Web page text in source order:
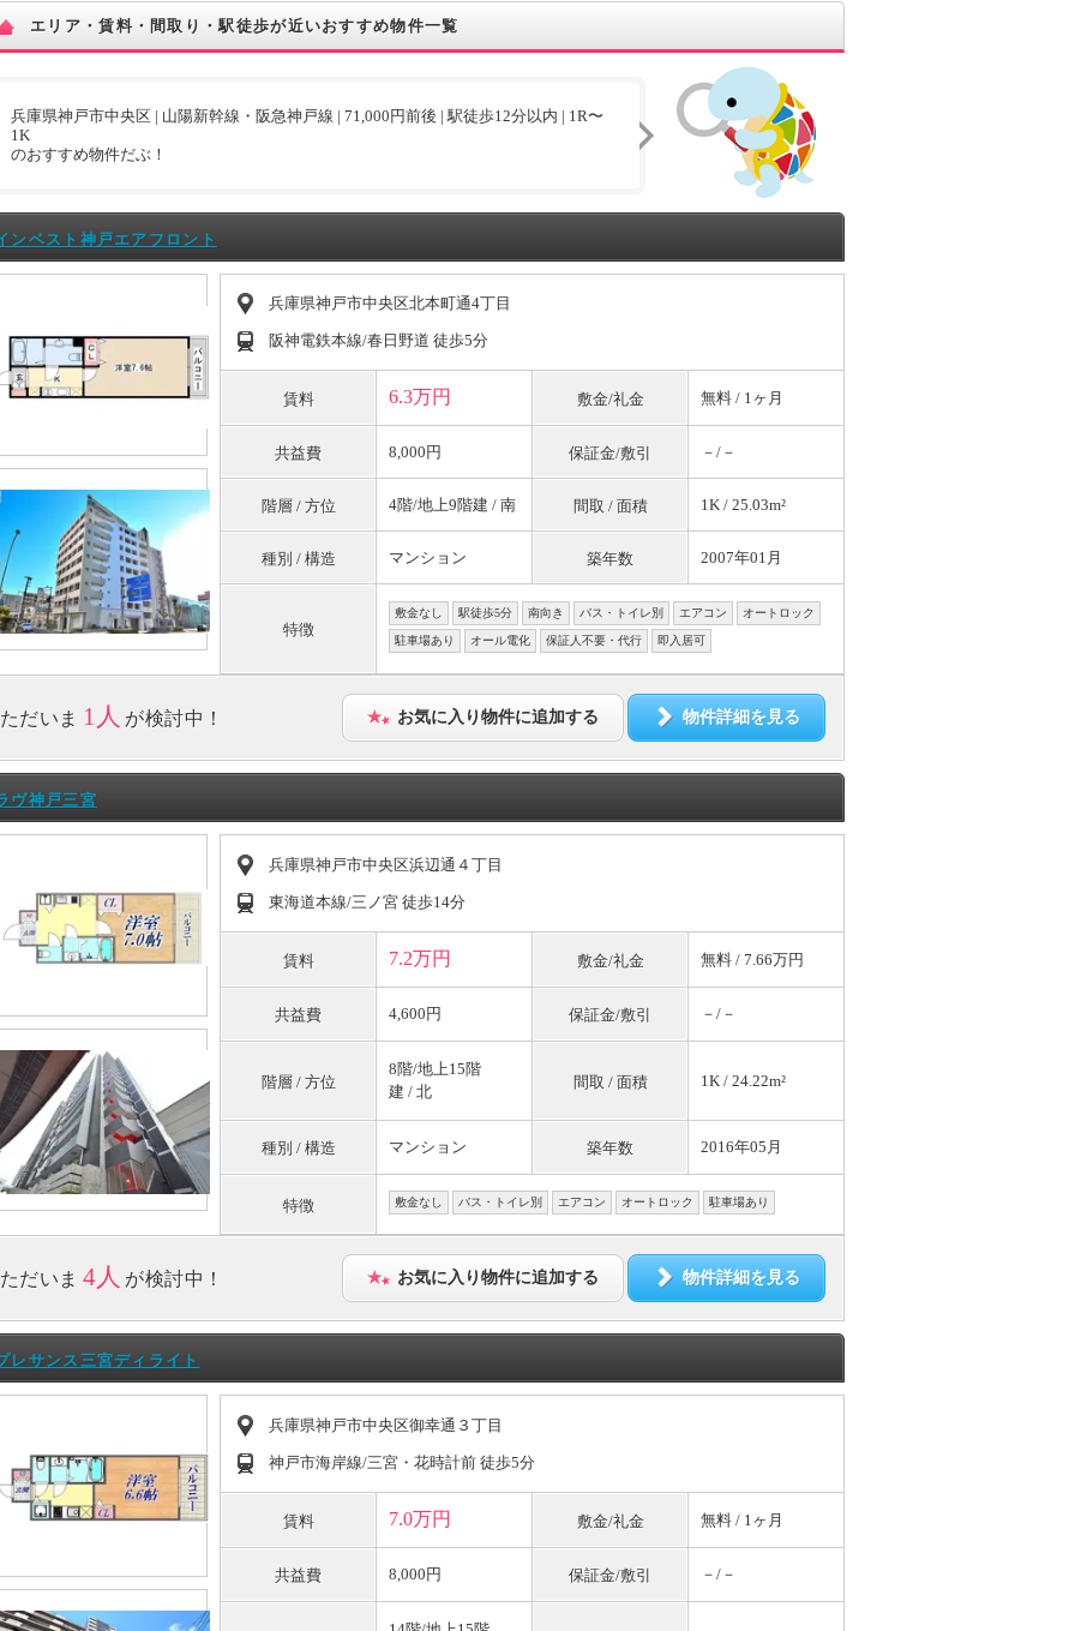
エリア・賃料・間取り・駅徒歩が近いおすすめ物件一覧
兵庫県神戸市中央区 | 山陽新幹線・阪急神戸線 | 71,000円前後 | 駅徒歩12分以内 | 1R〜
1K
のおすすめ物件だぶ！
ンベスト神戸エアフロント
兵庫県神戸市中央区北本町通4丁目
阪神電鉄本線/春日野道 徒歩5分
賃料 6.3万円 敷金/礼金 無料 / 1ヶ月
共益費 8,000円 保証金/敷引 －/－
階層 / 方位 4階/地上9階建 / 南 間取 / 面積 1K / 25.03m²
種別 / 構造 マンション 築年数 2007年01月
特徴
敷金なし 駅徒歩5分 南向き バス・トイレ別 エアコン オートロック
駐車場あり オール電化 保証人不要・代行 即入居可
ただいま 1人 が検討中！ お気に入り物件に追加する 物件詳細を見る
ヴ神戸三宮
兵庫県神戸市中央区浜辺通４丁目
東海道本線/三ノ宮 徒歩14分
賃料 7.2万円 敷金/礼金 無料 / 7.66万円
共益費 4,600円 保証金/敷引 －/－
階層 / 方位
8階/地上15階
建 / 北
間取 / 面積 1K / 24.22m²
種別 / 構造 マンション 築年数 2016年05月
特徴 敷金なし バス・トイレ別 エアコン オートロック 駐車場あり
ただいま 4人 が検討中！ お気に入り物件に追加する 物件詳細を見る
レサンス三宮ディライト
兵庫県神戸市中央区御幸通３丁目
神戸市海岸線/三宮・花時計前 徒歩5分
賃料 7.0万円 敷金/礼金 無料 / 1ヶ月
共益費 8,000円 保証金/敷引 －/－